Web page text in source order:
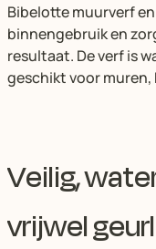
Bibelotte muurverf
binnengebruik en
resultaat. De verf is
geschikt voor muren,
Veilig,
vrijwel